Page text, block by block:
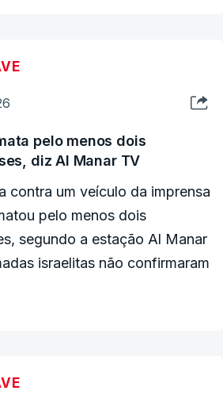
Negócios Estrangeiros da
para discussões sobre a
pelo menos dois
diz Al Manar TV
contra um veículo da imprensa
pelo menos dois
segundo a estação Al Manar
israelitas não confirmaram